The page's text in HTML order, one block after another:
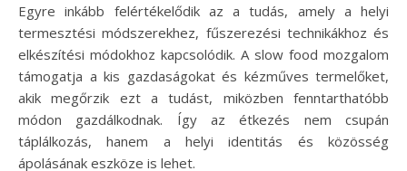
Egyre inkább felértékelődik az a tudás, amely a helyi
termesztési módszerekhez, fűszerezési technikákhoz és
elkészítési módokhoz kapcsolódik. A slow food mozgalom
támogatja a kis gazdaságokat és kézműves termelőket,
akik megőrzik ezt a tudást, miközben fenntarthatóbb
módon gazdálkodnak. Így az étkezés nem csupán
táplálkozás, hanem a helyi identitás és közösség
ápolásának eszköze is lehet.